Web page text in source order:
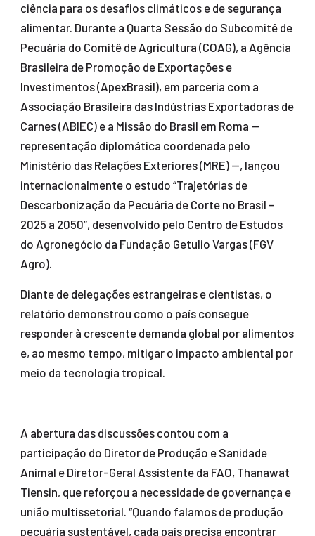
ciência para os desafios climáticos e de segurança
alimentar. Durante a Quarta Sessão do Subcomitê de
Pecuária do Comitê de Agricultura (COAG), a Agência
Brasileira de Promoção de Exportações e
Investimentos (ApexBrasil), em parceria com a
Associação Brasileira das Indústrias Exportadoras de
Carnes (ABIEC) e a Missão do Brasil em Roma —
representação diplomática coordenada pelo
Ministério das Relações Exteriores (MRE) —, lançou
internacionalmente o estudo “Trajetórias de
Descarbonização da Pecuária de Corte no Brasil –
2025 a 2050”, desenvolvido pelo Centro de Estudos
do Agronegócio da Fundação Getulio Vargas (FGV
Agro).
Diante de delegações estrangeiras e cientistas, o
relatório demonstrou como o país consegue
responder à crescente demanda global por alimentos
e, ao mesmo tempo, mitigar o impacto ambiental por
meio da tecnologia tropical.
A abertura das discussões contou com a
participação do Diretor de Produção e Sanidade
Animal e Diretor-Geral Assistente da FAO, Thanawat
Tiensin, que reforçou a necessidade de governança e
união multissetorial. “Quando falamos de produção
pecuária sustentável, cada país precisa encontrar